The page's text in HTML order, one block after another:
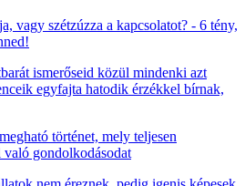
vagy szétzúzza a kapcsolatot? - 6 tény,
ismerőseid közül mindenki azt
egyfajta hatodik érzékkel bírnak,
történet, mely teljesen
gondolkodásodat